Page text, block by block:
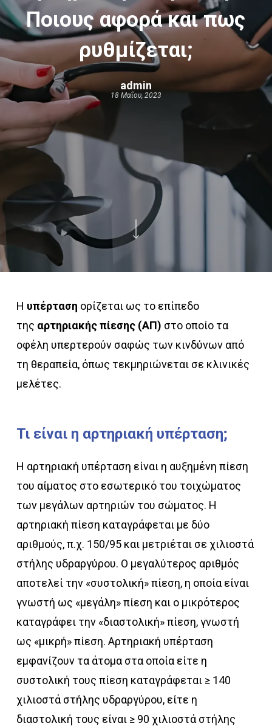
Ποιους αφορά και πως
ρυθμίζεται;
admin
18 Μαΐου, 2023
Η υπέρταση ορίζεται ως το επίπεδο
της αρτηριακής πίεσης (ΑΠ) στο οποίο τα
οφέλη υπερτερούν σαφώς των κινδύνων από
τη θεραπεία, όπως τεκμηριώνεται σε κλινικές
μελέτες.
Τι είναι η αρτηριακή υπέρταση;
Η αρτηριακή υπέρταση είναι η αυξημένη πίεση
του αίματος στο εσωτερικό του τοιχώματος
των μεγάλων αρτηριών του σώματος. Η
αρτηριακή πίεση καταγράφεται με δύο
αριθμούς, π.χ. 150/95 και μετριέται σε χιλιοστά
στήλης υδραργύρου. Ο μεγαλύτερος αριθμός
αποτελεί την «συστολική» πίεση, η οποία είναι
γνωστή ως «μεγάλη» πίεση και ο μικρότερος
καταγράφει την «διαστολική» πίεση, γνωστή
ως «μικρή» πίεση. Αρτηριακή υπέρταση
εμφανίζουν τα άτομα στα οποία είτε η
συστολική τους πίεση καταγράφεται ≥ 140
χιλιοστά στήλης υδραργύρου, είτε η
διαστολική τους είναι ≥ 90 χιλιοστά στήλης